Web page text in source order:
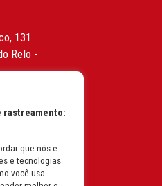
131
Relo -
rastreamento:
que nós e
e tecnologias
você usa